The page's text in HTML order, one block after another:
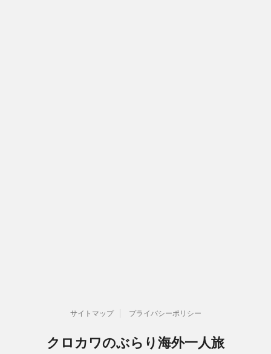
サイトマップ プライバシーポリシー
クロカワのぶらり海外一人旅